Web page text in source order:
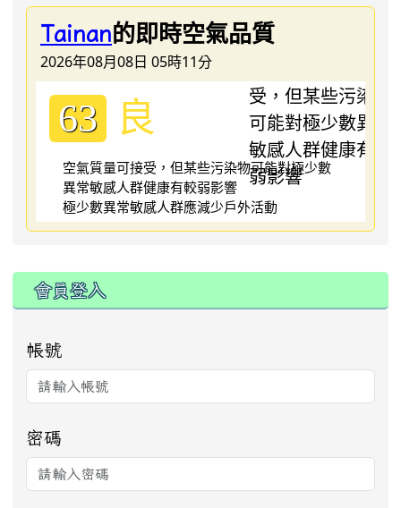
Tainan的即時空氣品質
2026年08月08日 05時11分
63 良
空氣質量可接受，但某些污染物可能對極少數
異常敏感人群健康有較弱影響
極少數異常敏感人群應減少戶外活動
:::
會員登入
帳號
密碼